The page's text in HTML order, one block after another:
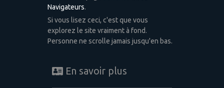
Navigateurs.
Si vous lisez ceci, c'est que vous
explorez le site vraiment à fond.
Personne ne scrolle jamais jusqu'en bas.
En savoir plus